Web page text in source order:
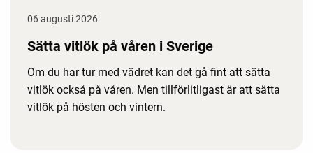
06 augusti 2026
Sätta vitlök på våren i Sverige
Om du har tur med vädret kan det gå fint att sätta
vitlök också på våren. Men tillförlitligast är att sätta
vitlök på hösten och vintern.